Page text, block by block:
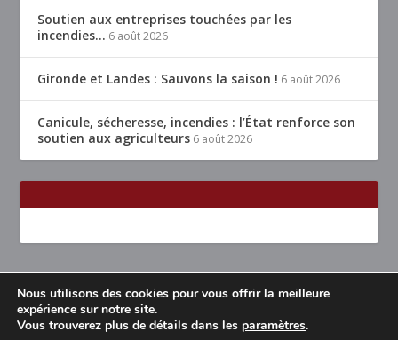
Soutien aux entreprises touchées par les
incendies… 6 août 2026
Gironde et Landes : Sauvons la saison ! 6 août 2026
Canicule, sécheresse, incendies : l’État renforce son
soutien aux agriculteurs 6 août 2026
Conçu parElegant Themes | Propulsé parWordPress
Accueil Restaurants Lyon & alentours Mentions légales
Nous utilisons des cookies pour vous offrir la meilleure
expérience sur notre site.
Vous trouverez plus de détails dans les paramètres.